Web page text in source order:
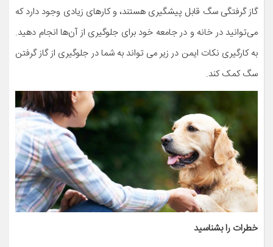
گاز گرفتگی سگ قابل پیشگیری هستند، و کارهای زیادی وجود دارد که
می‌توانید در خانه و در جامعه خود برای جلوگیری از آن‌ها انجام دهید.
به کارگیری نکات ایمن در زیر می تواند به شما در جلوگیری از گاز گرفتن
سگ کمک کند.
خطرات را بشناسید